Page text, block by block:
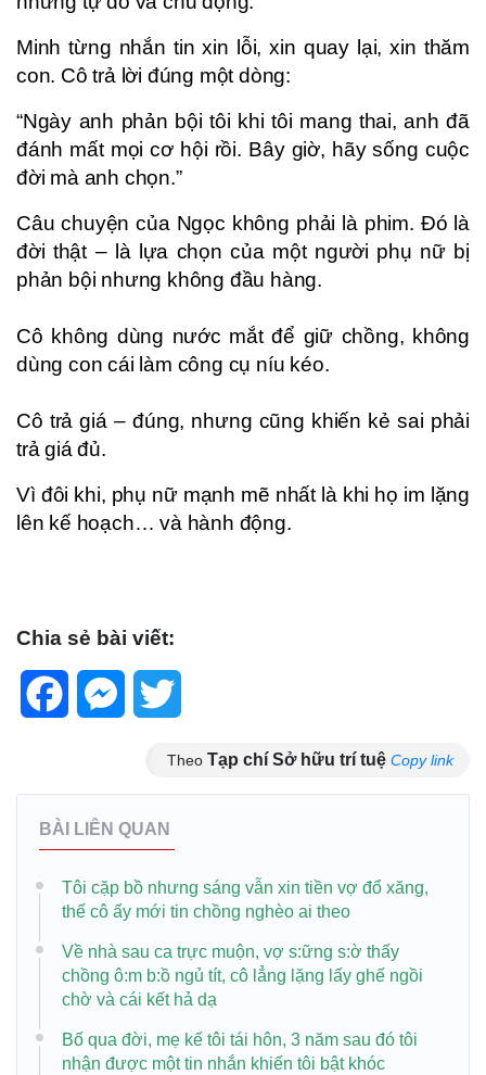
Minh từng nhắn tin xin lỗi, xin quay lại, xin thăm
con. Cô trả lời đúng một dòng:
“Ngày anh phản bội tôi khi tôi mang thai, anh đã
đánh mất mọi cơ hội rồi. Bây giờ, hãy sống cuộc
đời mà anh chọn.”
Câu chuyện của Ngọc không phải là phim. Đó là
đời thật – là lựa chọn của một người phụ nữ bị
phản bội nhưng không đầu hàng.
Cô không dùng nước mắt để giữ chồng, không
dùng con cái làm công cụ níu kéo.
Cô trả giá – đúng, nhưng cũng khiến kẻ sai phải
trả giá đủ.
Vì đôi khi, phụ nữ mạnh mẽ nhất là khi họ im lặng
lên kế hoạch… và hành động.
Chia sẻ bài viết:
FacebookMessenger
Theo Tạp chí Sở hữu trí tuệ Copy link
BÀI LIÊN QUAN
Tôi cặp bồ nhưng sáng vẫn xin tiền vợ đổ xăng,
thế cô ấy mới tin chồng nghèo ai theo
Về nhà sau ca trực muộn, vợ s:ững s:ờ thấy
chồng ô:m b:ồ ngủ tít, cô lẳng lặng lấy ghế ngồi
chờ và cái kết hả dạ
Bố qua đời, mẹ kế tôi tái hôn, 3 năm sau đó tôi
nhận được một tin nhắn khiến tôi bật khóc